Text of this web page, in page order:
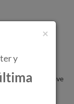
ganar el premio
la colección Cave
fieles con una
el Mar Báltico
×
y